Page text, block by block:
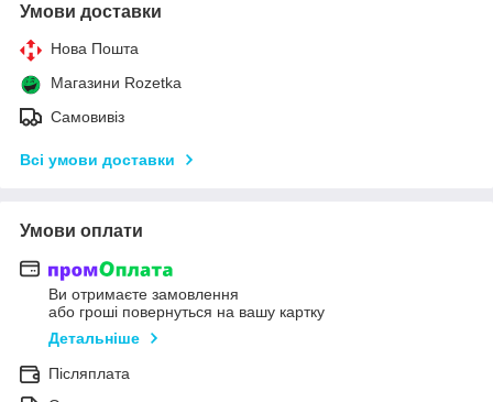
Умови доставки
Нова Пошта
Магазини Rozetka
Самовивіз
Всі умови доставки
Умови оплати
Ви отримаєте замовлення
або гроші повернуться на вашу картку
Детальніше
Післяплата